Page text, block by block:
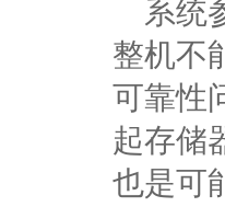
系统
整机不
可靠性
起存储
也是可